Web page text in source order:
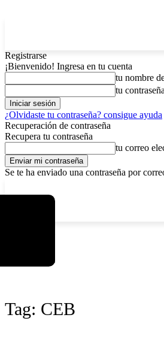
Registrarse
¡Bienvenido! Ingresa en tu cuenta
tu nombre
tu contraseña
¿Olvidaste tu contraseña? consigue ayuda
Recuperación de contraseña
Recupera tu contraseña
tu correo
Se te ha enviado una contraseña por
Tag: CEB